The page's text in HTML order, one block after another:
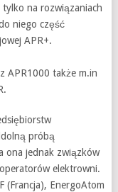
na rozwiązaniach
niego część
APR+.
APR1000 także m.in
próbą
ona jednak związków
elektrowni.
(Francja), EnergoAtom